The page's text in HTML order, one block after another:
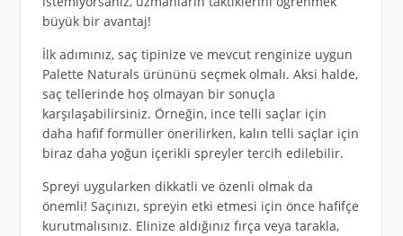
büyük bir avantaj!
İlk adımınız, saç tipinize ve mevcut renginize uygun
Palette Naturals ürününü seçmek olmalı. Aksi halde,
saç tellerinde hoş olmayan bir sonuçla
karşılaşabilirsiniz. Örneğin, ince telli saçlar için
daha hafif formüller önerilirken, kalın telli saçlar için
biraz daha yoğun içerikli spreyler tercih edilebilir.
Spreyi uygularken dikkatli ve özenli olmak da
önemli! Saçınızı, spreyin etki etmesi için önce hafifçe
kurutmalısınız. Elinize aldığınız fırça veya tarakla,